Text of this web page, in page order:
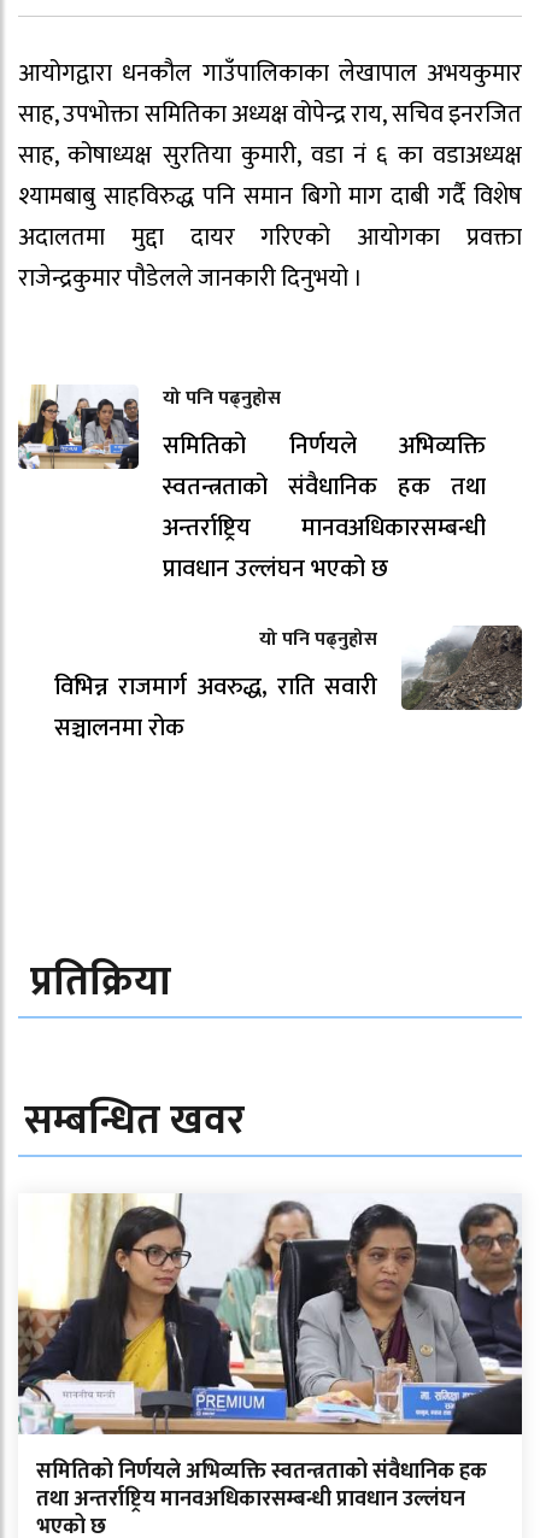
आयोगद्वारा धनकौल गाउँपालिकाका लेखापाल अभयकुमार
साह, उपभोक्ता समितिका अध्यक्ष वोपेन्द्र राय, सचिव इनरजित
साह, कोषाध्यक्ष सुरतिया कुमारी, वडा नं ६ का वडाअध्यक्ष
श्यामबाबु साहविरुद्ध पनि समान बिगो माग दाबी गर्दै विशेष
अदालतमा मुद्दा दायर गरिएको आयोगका प्रवक्ता
राजेन्द्रकुमार पौडेलले जानकारी दिनुभयो ।
यो पनि पढ्नुहोस
समितिको निर्णयले अभिव्यक्ति
स्वतन्त्रताको संवैधानिक हक तथा
अन्तर्राष्ट्रिय मानवअधिकारसम्बन्धी
प्रावधान उल्लंघन भएको छ
यो पनि पढ्नुहोस
विभिन्न राजमार्ग अवरुद्ध, राति सवारी
सञ्चालनमा रोक
प्रतिक्रिया
सम्बन्धित खवर
समितिको निर्णयले अभिव्यक्ति स्वतन्त्रताको संवैधानिक हक
तथा अन्तर्राष्ट्रिय मानवअधिकारसम्बन्धी प्रावधान उल्लंघन
भएको छ